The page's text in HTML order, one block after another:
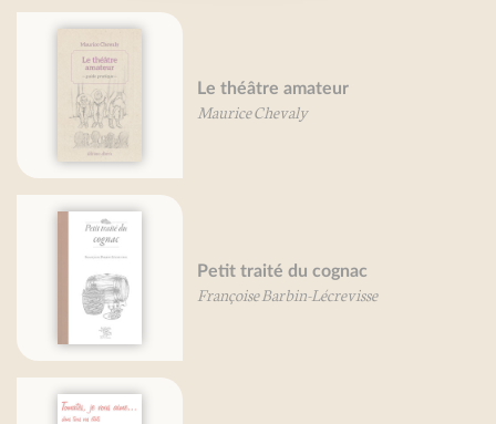
Le théâtre amateur
Maurice Chevaly
Petit traité du cognac
Françoise Barbin-Lécrevisse